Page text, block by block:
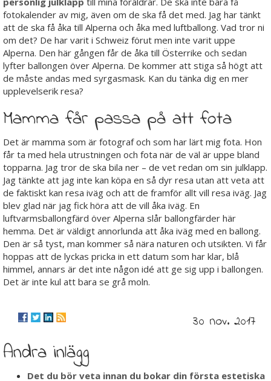
fotokalender av mig, även om de ska få det med. Jag har tänkt
att de ska få åka till Alperna och åka med luftballong. Vad tror ni
om det? De har varit i Schweiz förut men inte varit uppe
Alperna. Den här gången får de åka till Österrike och sedan
lyfter ballongen över Alperna. De kommer att stiga så högt att
de måste andas med syrgasmask. Kan du tänka dig en mer
upplevelserik resa?
Mamma får passa på att fota
Det är mamma som är fotograf och som har lärt mig fota. Hon
får ta med hela utrustningen och fota när de väl är uppe bland
topparna. Jag tror de ska bila ner – de vet redan om sin julklapp.
Jag tänkte att jag inte kan köpa en så dyr resa utan att veta att
de faktiskt kan resa iväg och att de framför allt vill resa iväg. Jag
blev glad när jag fick höra att de vill åka iväg. En
luftvarmsballongfärd över Alperna slår ballongfärder här
hemma. Det är väldigt annorlunda att åka iväg med en ballong.
Den är så tyst, man kommer så nära naturen och utsikten. Vi får
hoppas att de lyckas pricka in ett datum som har klar, blå
himmel, annars är det inte någon idé att ge sig upp i ballongen.
Det är inte kul att bara se grå moln.
30 nov. 2017
Andra inlägg
Det du bör veta innan du bokar din första estetiska